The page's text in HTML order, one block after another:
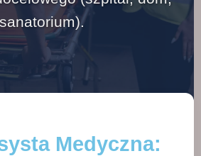
sanatorium).
Medyczna: